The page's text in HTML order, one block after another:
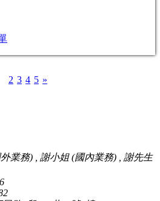
2 3 4 5 »
業務) , 謝小姐 (國內業務) , 謝先生